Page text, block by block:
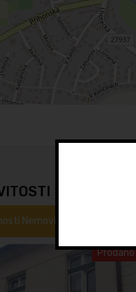
Nemovitosti
Prodáno